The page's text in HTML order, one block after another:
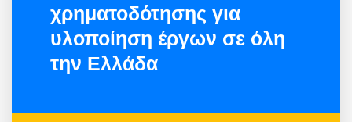
χρηματοδότησης για
υλοποίηση έργων σε όλη
την Ελλάδα